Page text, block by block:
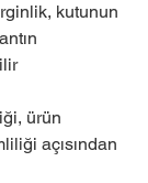
kutunun
ürün
açısından